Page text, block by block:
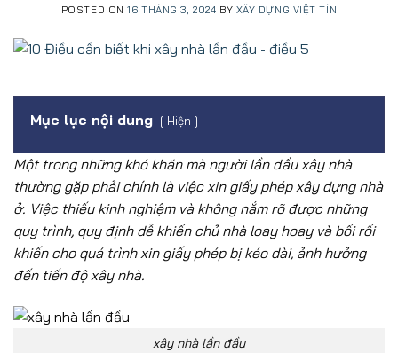
POSTED ON16 THÁNG 3, 2024 BY XÂY DỰNG VIỆT TÍN
Mục lục nội dung Hiện
Một trong những khó khăn mà người lần đầu xây nhà
thường gặp phải chính là việc xin giấy phép xây dựng nhà
ở. Việc thiếu kinh nghiệm và không nắm rõ được những
quy trình, quy định dễ khiến chủ nhà loay hoay và bối rối
khiến cho quá trình xin giấy phép bị kéo dài, ảnh hưởng
đến tiến độ xây nhà.
xây nhà lần đầu